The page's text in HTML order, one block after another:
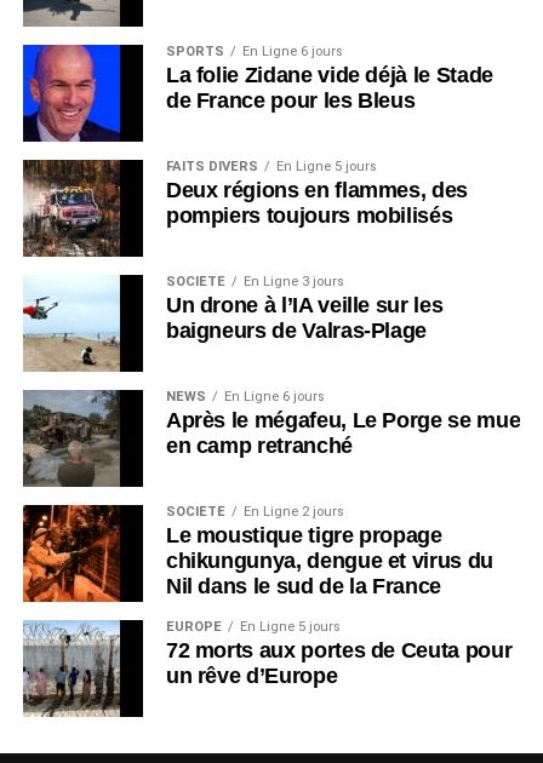
SPORTS En Ligne 6 jours
La folie Zidane vide déjà le Stade
de France pour les Bleus
FAITS DIVERS En Ligne 5 jours
Deux régions en flammes, des
pompiers toujours mobilisés
SOCIÉTÉ En Ligne 3 jours
Un drone à l’IA veille sur les
baigneurs de Valras-Plage
NEWS En Ligne 6 jours
Après le mégafeu, Le Porge se mue
en camp retranché
SOCIÉTÉ En Ligne 2 jours
Le moustique tigre propage
chikungunya, dengue et virus du
Nil dans le sud de la France
EUROPE En Ligne 5 jours
72 morts aux portes de Ceuta pour
un rêve d’Europe